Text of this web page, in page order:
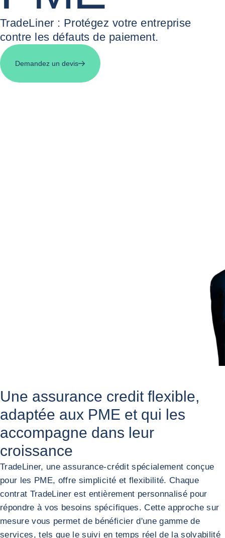
TradeLiner : Protégez votre entreprise
contre les défauts de paiement.
Demandez un devis
Une assurance credit flexible,
adaptée aux PME et qui les
accompagne dans leur
croissance
TradeLiner, une assurance-crédit spécialement conçue
pour les PME, offre simplicité et flexibilité. Chaque
contrat TradeLiner est entièrement personnalisé pour
répondre à vos besoins spécifiques. Cette approche sur
mesure vous permet de bénéficier d'une gamme de
services, tels que le suivi en temps réel de la solvabilité